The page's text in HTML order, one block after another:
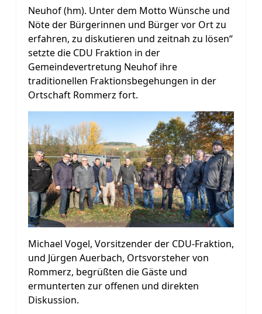
Neuhof (hm). Unter dem Motto Wünsche und
Nöte der Bürgerinnen und Bürger vor Ort zu
erfahren, zu diskutieren und zeitnah zu lösen“
setzte die CDU Fraktion in der
Gemeindevertretung Neuhof ihre
traditionellen Fraktionsbegehungen in der
Ortschaft Rommerz fort.
Michael Vogel, Vorsitzender der CDU-Fraktion,
und Jürgen Auerbach, Ortsvorsteher von
Rommerz, begrüßten die Gäste und
ermunterten zur offenen und direkten
Diskussion.